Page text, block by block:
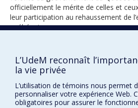
officiellement le mérite de celles et
leur participation au rehaussement de
québécois.
2023
L’UdeM reconnaît
la vie privée
L’utilisation de témoins nous permet
personnaliser votre expérience Web.
obligatoires pour assurer le